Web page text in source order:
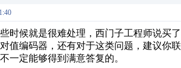
时候就是很难处理，西门子工程师说买
值编码器，还有对于这类问题，建议你
一定能够得到满意答复的。